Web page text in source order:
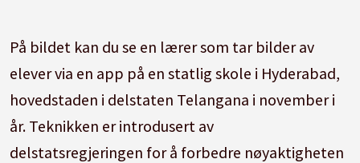
På bildet kan du se en lærer som tar bilder av
elever via en app på en statlig skole i Hyderabad,
hovedstaden i delstaten Telangana i november i
år. Teknikken er introdusert av
delstatsregjeringen for å forbedre nøyaktigheten